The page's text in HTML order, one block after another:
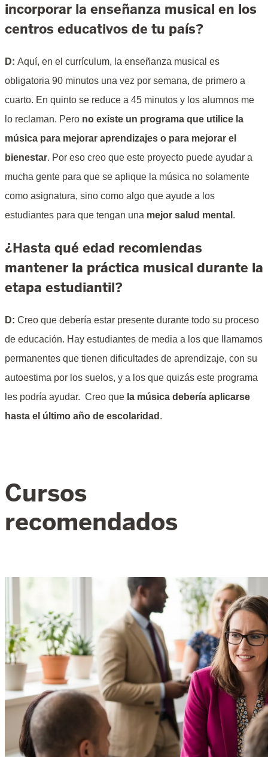
incorporar la enseñanza musical en los
centros educativos de tu país?
D: Aquí, en el currículum, la enseñanza musical es
obligatoria 90 minutos una vez por semana, de primero a
cuarto. En quinto se reduce a 45 minutos y los alumnos me
lo reclaman. Pero no existe un programa que utilice la
música para mejorar aprendizajes o para mejorar el
bienestar. Por eso creo que este proyecto puede ayudar a
mucha gente para que se aplique la música no solamente
como asignatura, sino como algo que ayude a los
estudiantes para que tengan una mejor salud mental .
¿Hasta qué edad recomiendas
mantener la práctica musical durante la
etapa estudiantil?
D: Creo que debería estar presente durante todo su proceso
de educación. Hay estudiantes de media a los que llamamos
permanentes que tienen dificultades de aprendizaje, con su
autoestima por los suelos, y a los que quizás este programa
les podría ayudar. Creo que la música debería aplicarse
hasta el último año de escolaridad .
Cursos
recomendados